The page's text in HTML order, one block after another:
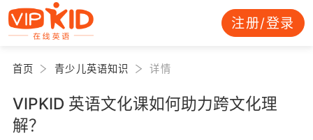
注册/登录
首页 青少儿英语知识 详情
VIPKID 英语文化课如何助力跨文化理
解？